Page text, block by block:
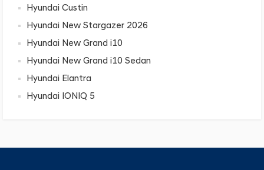
Hyundai Custin
Hyundai New Stargazer 2026
Hyundai New Grand i10
Hyundai New Grand i10 Sedan
Hyundai Elantra
Hyundai IONIQ 5